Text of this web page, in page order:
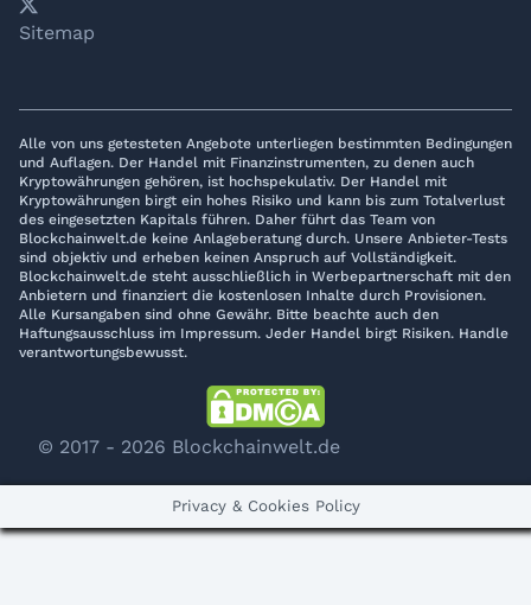
YouTube
𝕏LinkedIn
Telegram
Sitemap
Alle von uns getesteten Angebote unterliegen bestimmten Bedingungen
und Auflagen. Der Handel mit Finanzinstrumenten, zu denen auch
Kryptowährungen gehören, ist hochspekulativ. Der Handel mit
Kryptowährungen birgt ein hohes Risiko und kann bis zum Totalverlust
des eingesetzten Kapitals führen. Daher führt das Team von
Blockchainwelt.de keine Anlageberatung durch. Unsere Anbieter-Tests
sind objektiv und erheben keinen Anspruch auf Vollständigkeit.
Blockchainwelt.de steht ausschließlich in Werbepartnerschaft mit den
Anbietern und finanziert die kostenlosen Inhalte durch Provisionen.
Alle Kursangaben sind ohne Gewähr. Bitte beachte auch den
Haftungsausschluss im Impressum. Jeder Handel birgt Risiken. Handle
verantwortungsbewusst.
© 2017 - 2026 Blockchainwelt.de
Privacy & Cookies Policy